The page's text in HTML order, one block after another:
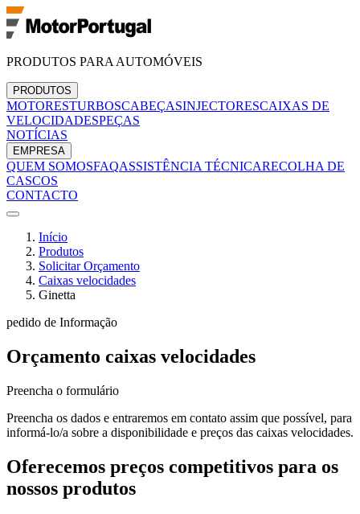
PRODUTOS PARA AUTOMÓVEIS
PRODUTOS
MOTORESTURBOSCABEÇASINJECTORESCAIXAS DE
VELOCIDADESPEÇAS
NOTÍCIAS
EMPRESA
QUEM SOMOSFAQASSISTÊNCIA TÉCNICARECOLHA DE
CASCOS
CONTACTO
Início
Produtos
Solicitar Orçamento
Caixas velocidades
Ginetta
pedido de Informação
Orçamento caixas velocidades
Preencha o formulário
Preencha os dados e entraremos em contato assim que possível, para
informá-lo/a sobre a disponibilidade e preços das caixas velocidades.
Oferecemos preços competitivos para os
nossos produtos